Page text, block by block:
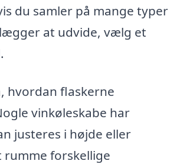
du samler på mange typer
at udvide, vælg et
hvordan flaskerne
vinkøleskabe har
justeres i højde eller
rumme forskellige